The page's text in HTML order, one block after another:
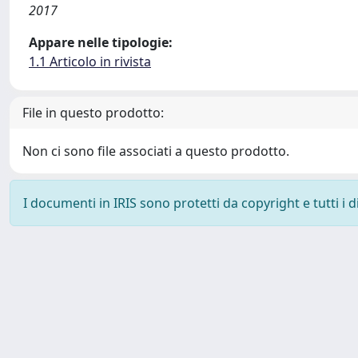
2017
Appare nelle tipologie:
1.1 Articolo in rivista
File in questo prodotto:
Non ci sono file associati a questo prodotto.
I documenti in IRIS sono protetti da copyright e tutti i